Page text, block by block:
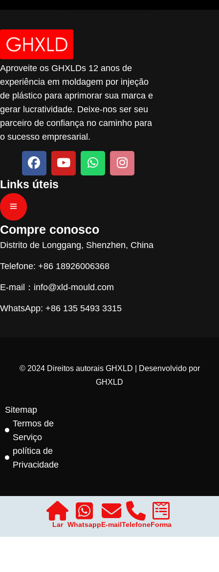
Aproveite os GHXLDs 12 anos de
experiência em moldagem por injeção
de plástico para aprimorar sua marca e
gerar lucratividade. Deixe-nos ser seu
parceiro de confiança no caminho para
o sucesso empresarial.
Links úteis
Compre conosco
Distrito de Longgang, Shenzhen, China
Telefone: +86 18926006368
E-mail： info@xld-mould.com
WhatsApp: +86 135 5493 3315
© 2024 Direitos autorais GHXLD | Desenvolvido por
GHXLD
Sitemap
Termos de
Serviço
política de
Privacidade
Lar WhatsappE-mailTelefoneForma